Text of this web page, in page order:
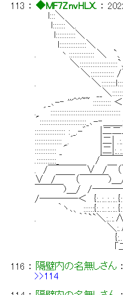
113 ：◆MF7ZnvHLX. ：
l:::＼ ｌ
l:::::::＼. ｌ
l:::::::::::＼ ｌ
l:::::::::::::::＼ ｌ
. 丶:::::::::::::: ＼ `、 -
＼:::::::::::::::::::::`、＼
＼::::::::::::: /`、 ::＼
. ＼::::::::l::: `、:::::::
__＼::::::::::`、
_､-‐ '''^^~~ ::::::::::
._ ´
´::::::::::::::::::::::::::_､-‐＿
::::::::::::::::: : _.-゛ |二二
::::::::::::::: _.´ |二|
:::::::::::: _´ |二
.:::::::::::_ /￣￣￣∨
. /￣￣￣￣∨ /￣（
∨ /￣￣（￣￣￣)＿/
￣￣￣)＿/ /
/――――＜
｀ヽ､、
. ｀｀``＼:..:.Λ::::::ノ
＼:.Λ
「二
116 ： 隔壁内の名無しさん
>>114